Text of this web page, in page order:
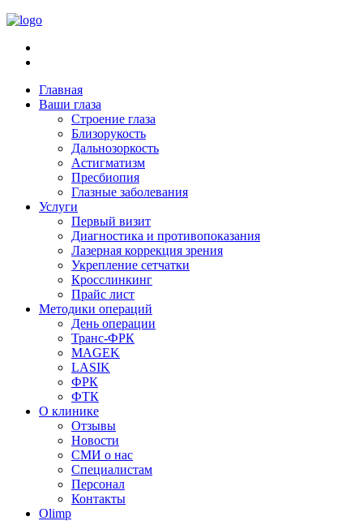
Главная
Ваши глаза
Строение глаза
Близорукость
Дальнозоркость
Астигматизм
Пресбиопия
Глазные заболевания
Услуги
Первый визит
Диагностика и противопоказания
Лазерная коррекция зрения
Укрепление сетчатки
Кросслинкинг
Прайс лист
Методики операций
День операции
Транс-ФРК
MAGEK
LASIK
ФРК
ФТК
О клинике
Отзывы
Новости
СМИ о нас
Специалистам
Персонал
Контакты
Olimp